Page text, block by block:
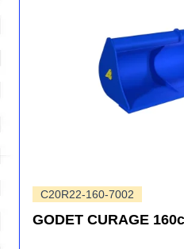
C20R22-160-7002
GODET CURAGE